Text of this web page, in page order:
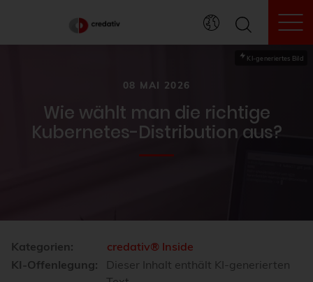
KI-generiertes Bild
08 MAI 2026
Wie wählt man die richtige
Kubernetes-Distribution aus?
Kategorien:
credativ® Inside
KI-Offenlegung:
Dieser Inhalt enthält KI-generierten